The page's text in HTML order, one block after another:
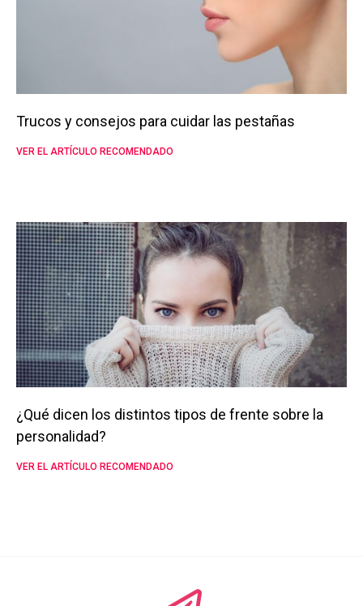
Trucos y consejos para cuidar las pestañas
VER EL ARTÍCULO RECOMENDADO
¿Qué dicen los distintos tipos de frente sobre la
personalidad?
VER EL ARTÍCULO RECOMENDADO